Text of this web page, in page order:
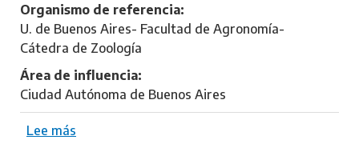
i
,
N
a
Organismo de referencia
U. de Buenos Aires- Facultad de Agronomía-
Cátedra de Zoología
Área de influencia
Ciudad Autónoma de Buenos Aires
Lee más